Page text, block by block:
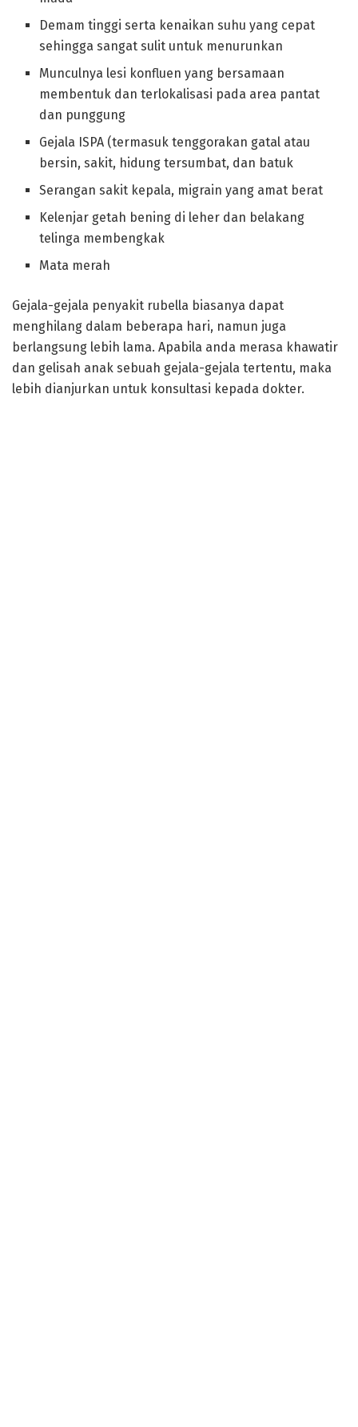
Demam tinggi serta kenaikan suhu yang cepat
sehingga sangat sulit untuk menurunkan
Munculnya lesi konfluen yang bersamaan
membentuk dan terlokalisasi pada area pantat
dan punggung
Gejala ISPA (termasuk tenggorakan gatal atau
bersin, sakit, hidung tersumbat, dan batuk
Serangan sakit kepala, migrain yang amat berat
Kelenjar getah bening di leher dan belakang
telinga membengkak
Mata merah
Gejala-gejala penyakit rubella biasanya dapat
menghilang dalam beberapa hari, namun juga
berlangsung lebih lama. Apabila anda merasa khawatir
dan gelisah anak sebuah gejala-gejala tertentu, maka
lebih dianjurkan untuk konsultasi kepada dokter.